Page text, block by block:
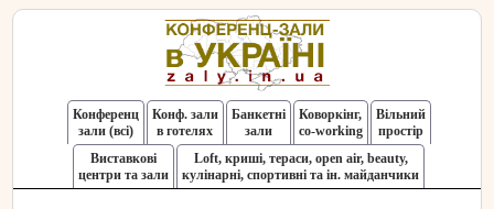
Конференц
зали (всі)
Конф. зали
в готелях
Банкетні
зали
Коворкінг,
co-working
Вільний
простір
Виставкові
центри та зали
Loft, криші, тераси, оpen air, beauty,
кулінарні, спортивні та ін. майданчики